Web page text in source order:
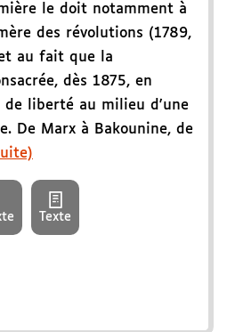
le doit notamment à
des révolutions (1789,
au fait que la
dès 1875, en
de liberté au milieu d'une
De Marx à Bakounine, de
Texte